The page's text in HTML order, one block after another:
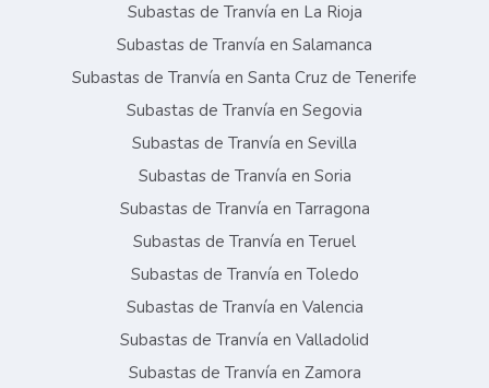
Subastas de Tranvía en La Rioja
Subastas de Tranvía en Salamanca
Subastas de Tranvía en Santa Cruz de Tenerife
Subastas de Tranvía en Segovia
Subastas de Tranvía en Sevilla
Subastas de Tranvía en Soria
Subastas de Tranvía en Tarragona
Subastas de Tranvía en Teruel
Subastas de Tranvía en Toledo
Subastas de Tranvía en Valencia
Subastas de Tranvía en Valladolid
Subastas de Tranvía en Zamora